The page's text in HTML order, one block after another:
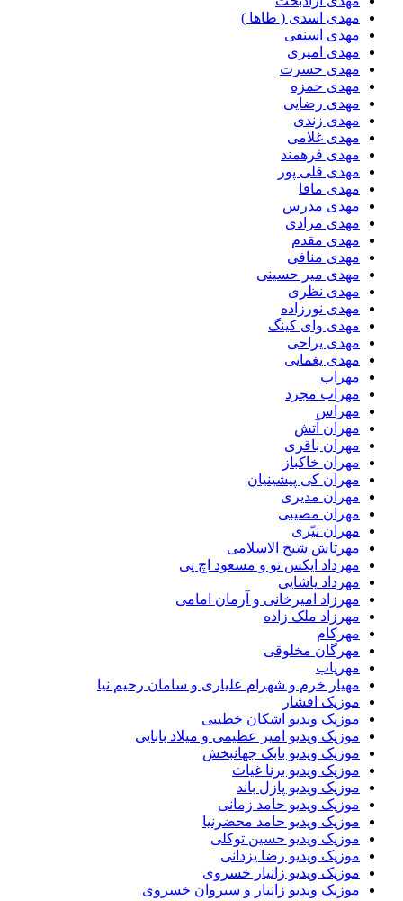
مهدی اسدی ( طاها )
مهدی اسنقی
مهدی امیری
مهدی حسرت
مهدی حمزه
مهدی رضایی
مهدی زندی
مهدی غلامی
مهدی فرهمند
مهدی قلی پور
مهدی مافا
مهدی مدرس
مهدی مرادی
مهدی مقدم
مهدی منافی
مهدی میر حسینی
مهدی نظری
مهدی نورزاده
مهدی وای کینگ
مهدی یراحی
مهدی یغمایی
مهراب
مهراب مجرد
مهراس
مهران آتش
مهران باقری
مهران خاکباز
مهران کی پیشینیان
مهران مدیری
مهران مصیبی
مهران نیّری
مهرتاش شیخ الاسلامی
مهرداد ایکس تو و مسعود اچ پی
مهرداد پاشایی
مهرزاد امیرخانی و آرمان امامی
مهرزاد ملک زاده
مهرکام
مهرگان مخلوقی
مهریاب
مهیار خرم و شهرام علیاری و سامان رحیم نیا
موزیک افشار
موزیک ویدیو اشکان خطیبی
موزیک ویدیو امیر عظیمی و میلاد بابایی
موزیک ویدیو بابک جهانبخش
موزیک ویدیو برنا غیاث
موزیک ویدیو پازل باند
موزیک ویدیو حامد زمانی
موزیک ویدیو حامد محضرنیا
موزیک ویدیو حسین توکلی
موزیک ویدیو رضا یزدانی
موزیک ویدیو زانیار خسروی
موزیک ویدیو زانیار و سیروان خسروی